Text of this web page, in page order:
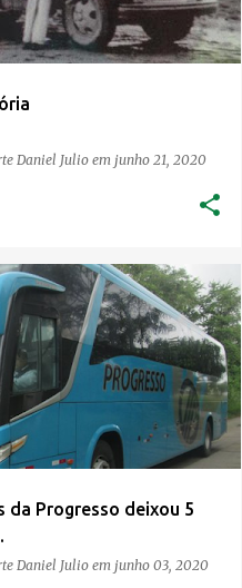
Daniel Julio em junho 21, 2020
da Progresso deixou 5
Daniel Julio em junho 03, 2020